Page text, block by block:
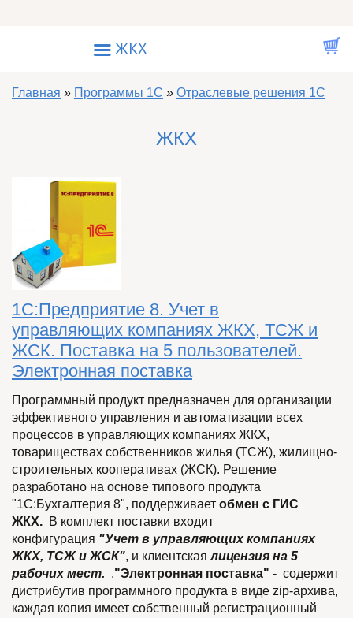
☰ЖКХ
Вы здесь
Главная » Программы 1С » Отраслевые решения 1С
ЖКХ
1С:Предприятие 8. Учет в
управляющих компаниях ЖКХ, ТСЖ и
ЖСК. Поставка на 5 пользователей.
Электронная поставка
Программный продукт предназначен для организации
эффективного управления и автоматизации всех
процессов в управляющих компаниях ЖКХ,
товариществах собственников жилья (ТСЖ), жилищно-
строительных кооперативах (ЖСК). Решение
разработано на основе типового продукта
"1С:Бухгалтерия 8", поддерживает обмен с ГИС
ЖКХ. В комплект поставки входит
конфигурация "Учет в управляющих компаниях
ЖКХ, ТСЖ и ЖСК", и клиентская лицензия на 5
рабочих мест. ."Электронная поставка" - содержит
дистрибутив программного продукта в виде zip-архива,
каждая копия имеет собственный регистрационный